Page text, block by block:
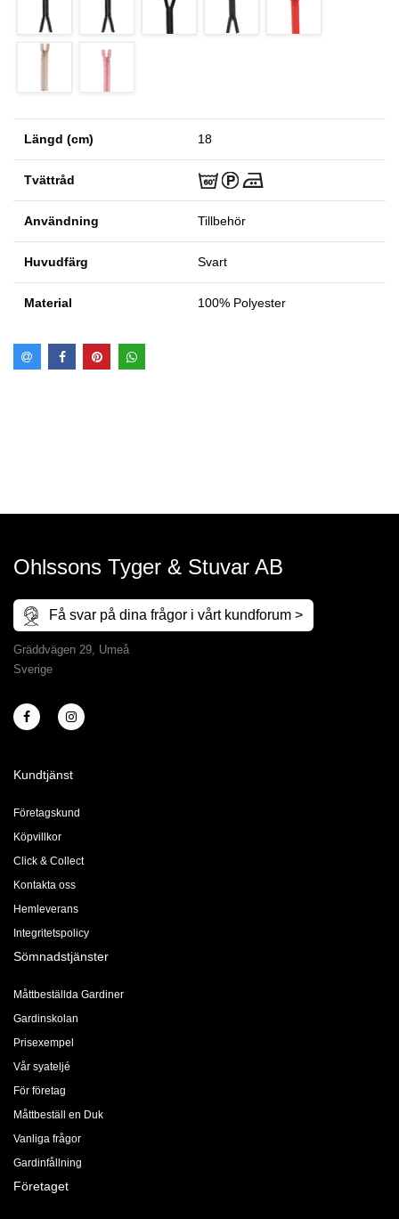
Längd (cm) 18
Tvättråd
Användning Tillbehör
Huvudfärg Svart
Material 100% Polyester
Ohlssons Tyger & Stuvar AB
Få svar på dina frågor i vårt kundforum >
Gräddvägen 29, Umeå
Sverige
Kundtjänst
Företagskund
Köpvillkor
Click & Collect
Kontakta oss
Hemleverans
Integritetspolicy
Sömnadstjänster
Måttbeställda Gardiner
Gardinskolan
Prisexempel
Vår syateljé
För företag
Måttbeställ en Duk
Vanliga frågor
Gardinfållning
Företaget